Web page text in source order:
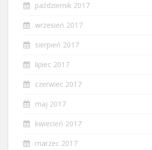
październik 2017
wrzesień 2017
sierpień 2017
lipiec 2017
czerwiec 2017
maj 2017
kwiecień 2017
marzec 2017